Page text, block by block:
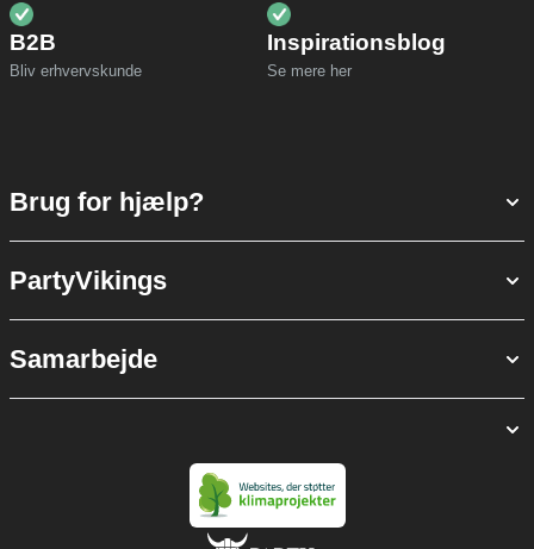
B2B
Bliv erhvervskunde
Inspirationsblog
Se mere her
Brug for hjælp?
PartyVikings
Samarbejde